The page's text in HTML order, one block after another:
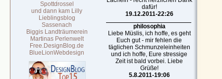
Spottdrossel
und dann kam Lilly
Lieblingsblog
Sassenach
Biggis Landträumerein
Martinas Perlenwelt
Free.DesignBlog.de
BlueLionWebdesign
dafür!
19.12.2011-22:26
philosophia
Liebe Müslis, ich hoffe, es geht
Euch gut - mir fehlen die
täglichen Schmunzeleinheiten
und ich hoffe, Eure stressige
Zeit ist bald vorbei. Liebe
Grüße!
5.8.2011-19:06